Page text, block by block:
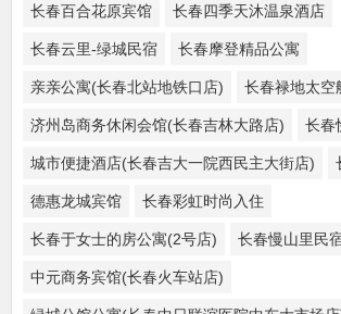
长春百合花原宾馆 长春四季天沐温泉酒店
长春云里-绿城民宿 长春摩登精品公寓
亲亲公寓(长春北站地铁口店) 长春禄地太空
济州岛商务休闲会馆(长春吉林大路店) 长春
城市便捷酒店(长春吉大一院西民主大街店)
德惠龙城宾馆 长春彩虹时尚入住
长春于女士的房公寓(2号店) 长春慢山里民
中元商务宾馆(长春火车站店)